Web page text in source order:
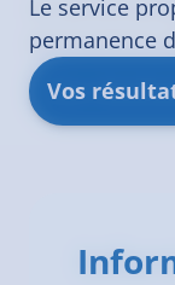
Le service
permanence
Vos